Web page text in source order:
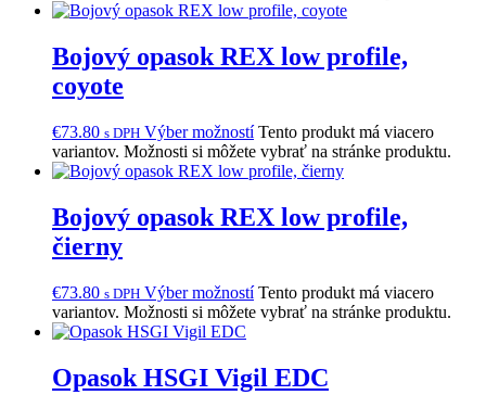
Bojový opasok REX low profile,
coyote
€73.80 s DPH Výber možností Tento produkt má viacero
variantov. Možnosti si môžete vybrať na stránke produktu.
Bojový opasok REX low profile,
čierny
€73.80 s DPH Výber možností Tento produkt má viacero
variantov. Možnosti si môžete vybrať na stránke produktu.
Opasok HSGI Vigil EDC